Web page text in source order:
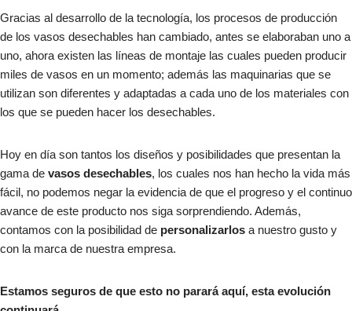
Gracias al desarrollo de la tecnología, los procesos de producción
de los vasos desechables han cambiado, antes se elaboraban uno a
uno, ahora existen las líneas de montaje las cuales pueden producir
miles de vasos en un momento; además las maquinarias que se
utilizan son diferentes y adaptadas a cada uno de los materiales con
los que se pueden hacer los desechables.
Hoy en día son tantos los diseños y posibilidades que presentan la
gama de vasos desechables, los cuales nos han hecho la vida más
fácil, no podemos negar la evidencia de que el progreso y el continuo
avance de este producto nos siga sorprendiendo. Además,
contamos con la posibilidad de personalizarlos a nuestro gusto y
con la marca de nuestra empresa.
Estamos seguros de que esto no parará aquí, esta evolución